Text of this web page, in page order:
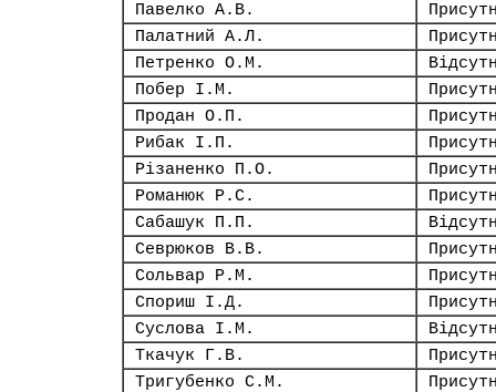
Павелко А.В.
Палатний А.Л.
Петренко О.М.
Побер І.М.
Продан О.П.
Рибак І.П.
Різаненко П.О.
Романюк Р.С.
Сабашук П.П.
Севрюков В.В.
Сольвар Р.М.
Спориш І.Д.
Суслова І.М.
Ткачук Г.В.
Тригубенко С.М.